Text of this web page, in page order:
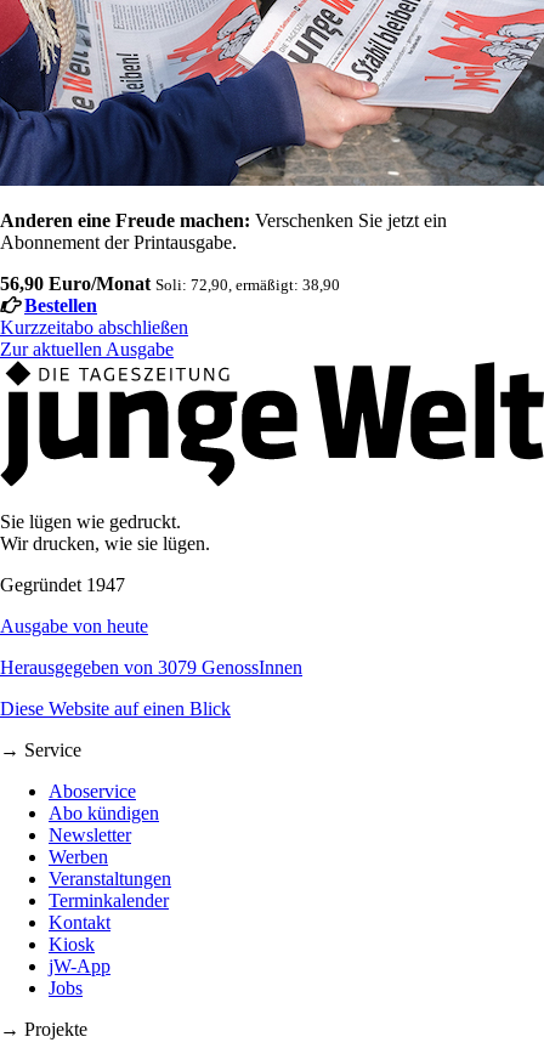
Anderen eine Freude machen: Verschenken Sie jetzt ein
Abonnement der Printausgabe.
56,90 Euro/Monat Soli: 72,90, ermäßigt: 38,90
Bestellen
Kurzzeitabo abschließen
Zur aktuellen Ausgabe
Sie lügen wie gedruckt.
Wir drucken, wie sie lügen.
Gegründet 1947
Ausgabe von heute
Herausgegeben von 3079 GenossInnen
Diese Website auf einen Blick
→ Service
Aboservice
Abo kündigen
Newsletter
Werben
Veranstaltungen
Terminkalender
Kontakt
Kiosk
jW-App
Jobs
→ Projekte